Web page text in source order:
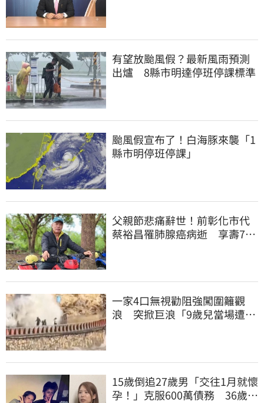
有望放颱風假？最新風雨預測
出爐 8縣市明達停班停課標準
颱風假宣布了！白海豚來襲「1
縣市明停班停課」
父親節悲痛辭世！前彰化市代
蔡裕昌罹肺腺癌病逝 享壽71
一家4口無視勸阻強闖圍籬觀
浪 突掀巨浪「9歲兒當場遭捲
15歲倒追27歲男「交往1月就懷
孕！」克服600萬債務 36歲美